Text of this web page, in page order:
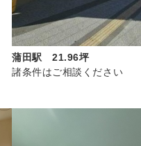
蒲田駅 21.96坪
諸条件はご相談ください